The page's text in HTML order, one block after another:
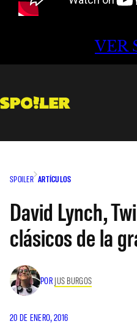
VER
SPOILER ARTÍCULOS
David Lynch,
clásicos de la
POR JUS BURGOS
20 DE ENERO, 2016